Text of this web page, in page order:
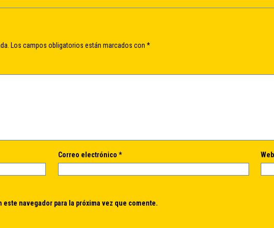
Los campos obligatorios están marcados con*
Correo electrónico* Web
navegador para la próxima vez que comente.